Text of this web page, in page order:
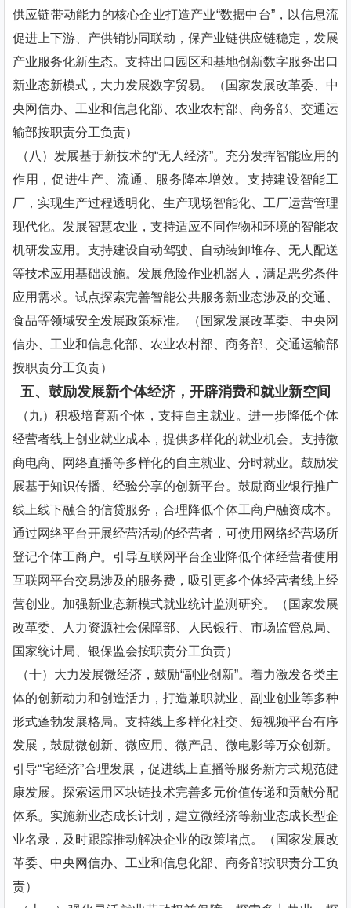
供应链带动能力的核心企业打造产业“数据中台”，以信息流
促进上下游、产供销协同联动，保产业链供应链稳定，发展
产业服务化新生态。支持出口园区和基地创新数字服务出口
新业态新模式，大力发展数字贸易。（国家发展改革委、中
央网信办、工业和信息化部、农业农村部、商务部、交通运
输部按职责分工负责）
（八）发展基于新技术的“无人经济”。充分发挥智能应用的
作用，促进生产、流通、服务降本增效。支持建设智能工
厂，实现生产过程透明化、生产现场智能化、工厂运营管理
现代化。发展智慧农业，支持适应不同作物和环境的智能农
机研发应用。支持建设自动驾驶、自动装卸堆存、无人配送
等技术应用基础设施。发展危险作业机器人，满足恶劣条件
应用需求。试点探索完善智能公共服务新业态涉及的交通、
食品等领域安全发展政策标准。（国家发展改革委、中央网
信办、工业和信息化部、农业农村部、商务部、交通运输部
按职责分工负责）
五、鼓励发展新个体经济，开辟消费和就业新空间
（九）积极培育新个体，支持自主就业。进一步降低个体
经营者线上创业就业成本，提供多样化的就业机会。支持微
商电商、网络直播等多样化的自主就业、分时就业。鼓励发
展基于知识传播、经验分享的创新平台。鼓励商业银行推广
线上线下融合的信贷服务，合理降低个体工商户融资成本。
通过网络平台开展经营活动的经营者，可使用网络经营场所
登记个体工商户。引导互联网平台企业降低个体经营者使用
互联网平台交易涉及的服务费，吸引更多个体经营者线上经
营创业。加强新业态新模式就业统计监测研究。（国家发展
改革委、人力资源社会保障部、人民银行、市场监管总局、
国家统计局、银保监会按职责分工负责）
（十）大力发展微经济，鼓励“副业创新”。着力激发各类主
体的创新动力和创造活力，打造兼职就业、副业创业等多种
形式蓬勃发展格局。支持线上多样化社交、短视频平台有序
发展，鼓励微创新、微应用、微产品、微电影等万众创新。
引导“宅经济”合理发展，促进线上直播等服务新方式规范健
康发展。探索运用区块链技术完善多元价值传递和贡献分配
体系。实施新业态成长计划，建立微经济等新业态成长型企
业名录，及时跟踪推动解决企业的政策堵点。（国家发展改
革委、中央网信办、工业和信息化部、商务部按职责分工负
责）